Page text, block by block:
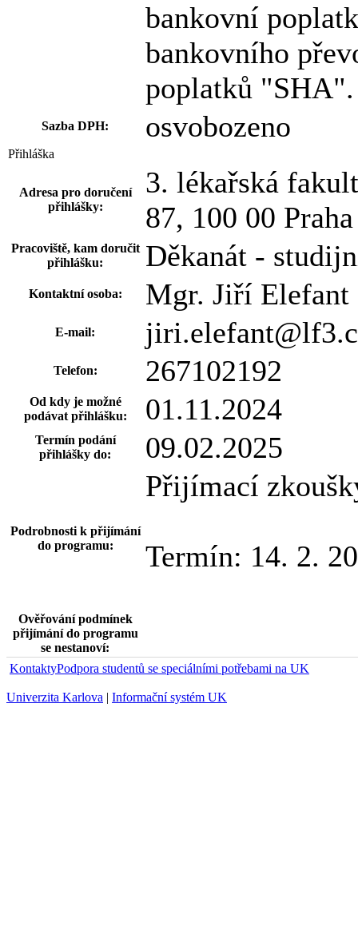
bankovní
bankovního
poplatků "SHA".
Sazba DPH: osvobozeno
Přihláška
Adresa pro doručení
přihlášky:
3. lékařská
87, 100 00
Pracoviště, kam doručit
přihlášku:
Děkanát -
Kontaktní osoba: Mgr. Jiří Elefant
E-mail:
Telefon: 267102192
Od kdy je možné
podávat přihlášku:
01.11.2024
Termín podání
přihlášky do:
09.02.2025
Podrobnosti k přijímání
do programu:
Přijímací
Termín: 14. 2.
Ověřování podmínek
přijímání do programu
se nestanoví:
KontaktyPodpora studentů se speciálními potřebami na UK
Univerzita Karlova | Informační systém UK